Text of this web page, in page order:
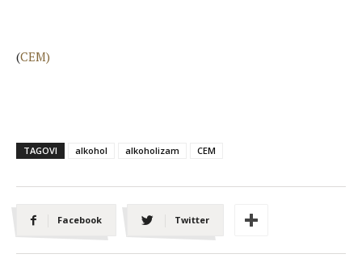
(CEM)
TAGOVI alkohol alkoholizam CEM
Facebook Twitter